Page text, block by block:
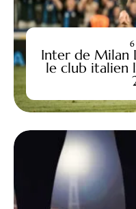
Inter de Milan
le club italien